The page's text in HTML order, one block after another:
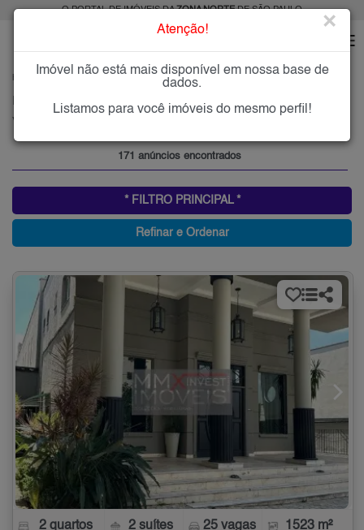
O PORTAL DE IMÓVEIS DAZONA NORTEDE SÃO PAULO
VILA PAULICÉIA
Imóveis à Venda na Vila Paulicéia, Zona Norte de São Paulo
Vila Paulicéia, Zona Norte
171 anúncios encontrados
* FILTRO PRINCIPAL *
Refinar e Ordenar
2 quartos 2 suítes 25 vagas 1523 m²
Atenção! ×
Imóvel não está mais disponível em nossa base de
dados.
Listamos para você imóveis do mesmo perfil!